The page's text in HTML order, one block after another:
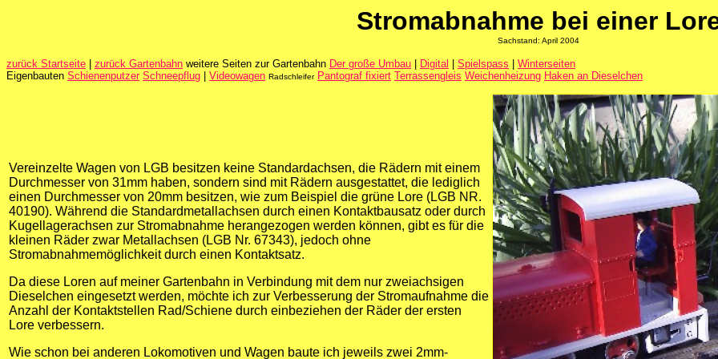
Stromabnahme bei einer
Sachstand: April 2004
zurück Startseite zurück Gartenbahn weitere Seiten zur Gartenbahn Der große Umbau Digital Spielspass
Winterseiten
Eigenbauten Schienenputzer Schneepflug Videowagen Radschleifer Pantograf fixiert Terrassengleis Weichenheizung Haken an Dieselchen
Vereinzelte Wagen von LGB besitzen keine Standardachsen, die Rädern mit einem
Durchmesser von 31mm haben, sondern sind mit Rädern ausgestattet, die lediglich
einen Durchmesser von 20mm besitzen, wie zum Beispiel die grüne Lore (LGB NR.
40190). Während die Standardmetallachsen durch einen Kontaktbausatz oder durch
Kugellagerachsen zur Stromabnahme herangezogen werden können, gibt es für die
kleinen Räder zwar Metallachsen (LGB Nr. 67343), jedoch ohne
Stromabnahmemöglichkeit durch einen Kontaktsatz.
Da diese Loren auf meiner Gartenbahn in Verbindung mit dem nur zweiachsigen
Dieselchen eingesetzt werden, möchte ich zur Verbesserung der Stromaufnahme die
Anzahl der Kontaktstellen Rad/Schiene durch einbeziehen der Räder der ersten
Lore verbessern.
Wie schon bei anderen Lokomotiven und Wagen baute ich jeweils zwei 2mm-